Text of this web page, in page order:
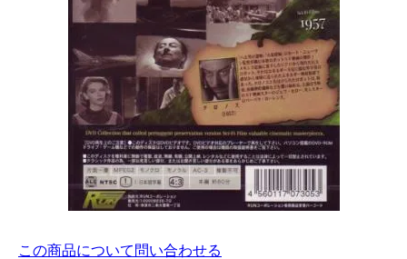
この商品について問い合わせる